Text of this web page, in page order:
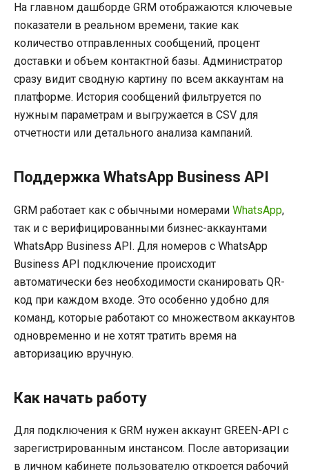
На главном дашборде GRM отображаются ключевые
показатели в реальном времени, такие как
количество отправленных сообщений, процент
доставки и объем контактной базы. Администратор
сразу видит сводную картину по всем аккаунтам на
платформе. История сообщений фильтруется по
нужным параметрам и выгружается в CSV для
отчетности или детального анализа кампаний.
Поддержка WhatsApp Business API
GRM работает как с обычными номерами WhatsApp,
так и с верифицированными бизнес-аккаунтами
WhatsApp Business API. Для номеров с WhatsApp
Business API подключение происходит
автоматически без необходимости сканировать QR-
код при каждом входе. Это особенно удобно для
команд, которые работают со множеством аккаунтов
одновременно и не хотят тратить время на
авторизацию вручную.
Как начать работу
Для подключения к GRM нужен аккаунт GREEN-API с
зарегистрированным инстансом. После авторизации
в личном кабинете пользователю откроется рабочий